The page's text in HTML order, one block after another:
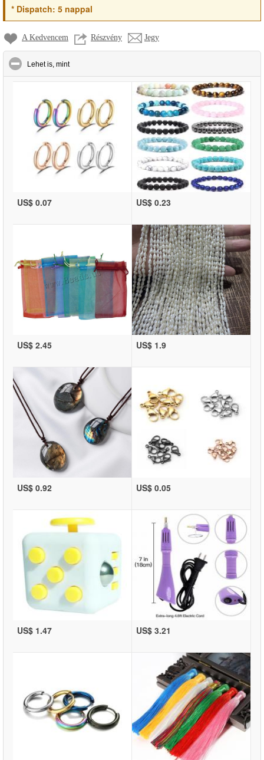
*Dispatch: 5 nappal
A Kedvencem Részvény Jegy
Lehet is, mintclick to collapse contents
US$ 0.07 US$ 0.23
US$ 2.45 US$ 1.9
US$ 0.92 US$ 0.05
US$ 1.47 US$ 3.21